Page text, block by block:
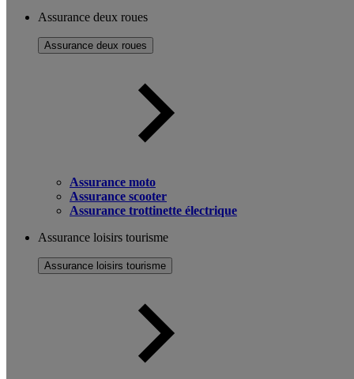
Assurance deux roues
Assurance deux roues
Assurance moto
Assurance scooter
Assurance trottinette électrique
Assurance loisirs tourisme
Assurance loisirs tourisme